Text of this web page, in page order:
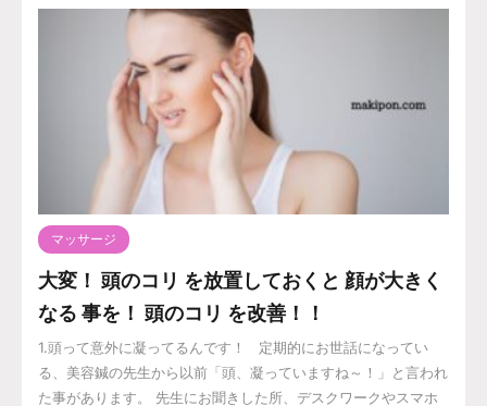
マッサージ
大変！ 頭のコリ を放置しておくと 顔が大きく
なる 事を！ 頭のコリ を改善！！
1.頭って意外に凝ってるんです！ 定期的にお世話になってい
る、美容鍼の先生から以前「頭、凝っていますね～！」と言われ
た事があります。 先生にお聞きした所、デスクワークやスマホ